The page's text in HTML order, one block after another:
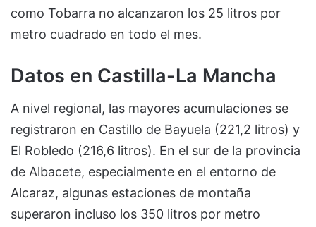
como Tobarra no alcanzaron los 25 litros por
metro cuadrado en todo el mes.
Datos en Castilla-La Mancha
A nivel regional, las mayores acumulaciones se
registraron en Castillo de Bayuela (221,2 litros) y
El Robledo (216,6 litros). En el sur de la provincia
de Albacete, especialmente en el entorno de
Alcaraz, algunas estaciones de montaña
superaron incluso los 350 litros por metro